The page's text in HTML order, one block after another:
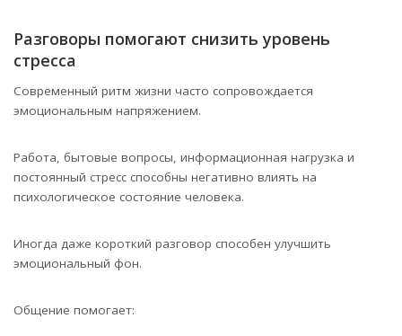
Разговоры помогают снизить уровень
стресса
Современный ритм жизни часто сопровождается
эмоциональным напряжением.
Работа, бытовые вопросы, информационная нагрузка и
постоянный стресс способны негативно влиять на
психологическое состояние человека.
Иногда даже короткий разговор способен улучшить
эмоциональный фон.
Общение помогает: